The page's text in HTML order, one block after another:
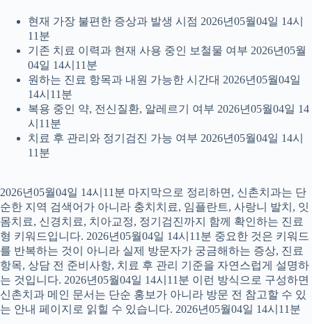
현재 가장 불편한 증상과 발생 시점 2026년05월04일 14시
11분
기존 치료 이력과 현재 사용 중인 보철물 여부 2026년05월
04일 14시11분
원하는 진료 항목과 내원 가능한 시간대 2026년05월04일
14시11분
복용 중인 약, 전신질환, 알레르기 여부 2026년05월04일 14
시11분
치료 후 관리와 정기검진 가능 여부 2026년05월04일 14시
11분
2026년05월04일 14시11분 마지막으로 정리하면, 신촌치과는 단
순한 지역 검색어가 아니라 충치치료, 임플란트, 사랑니 발치, 잇
몸치료, 신경치료, 치아교정, 정기검진까지 함께 확인하는 진료
형 키워드입니다. 2026년05월04일 14시11분 중요한 것은 키워드
를 반복하는 것이 아니라 실제 방문자가 궁금해하는 증상, 진료
항목, 상담 전 준비사항, 치료 후 관리 기준을 자연스럽게 설명하
는 것입니다. 2026년05월04일 14시11분 이런 방식으로 구성하면
신촌치과 메인 문서는 단순 홍보가 아니라 방문 전 참고할 수 있
는 안내 페이지로 읽힐 수 있습니다. 2026년05월04일 14시11분